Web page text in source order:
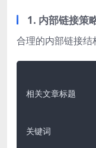
1. 内部链接策
合理的内部链接结
相关文章标题